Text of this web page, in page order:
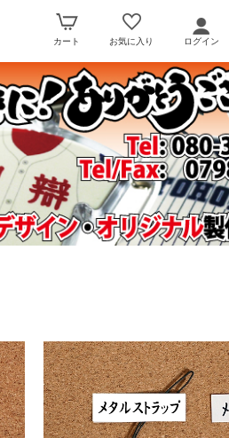
カート お気に入り ログイン